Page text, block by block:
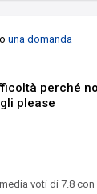
una domanda
perché
please
voti di 7.8